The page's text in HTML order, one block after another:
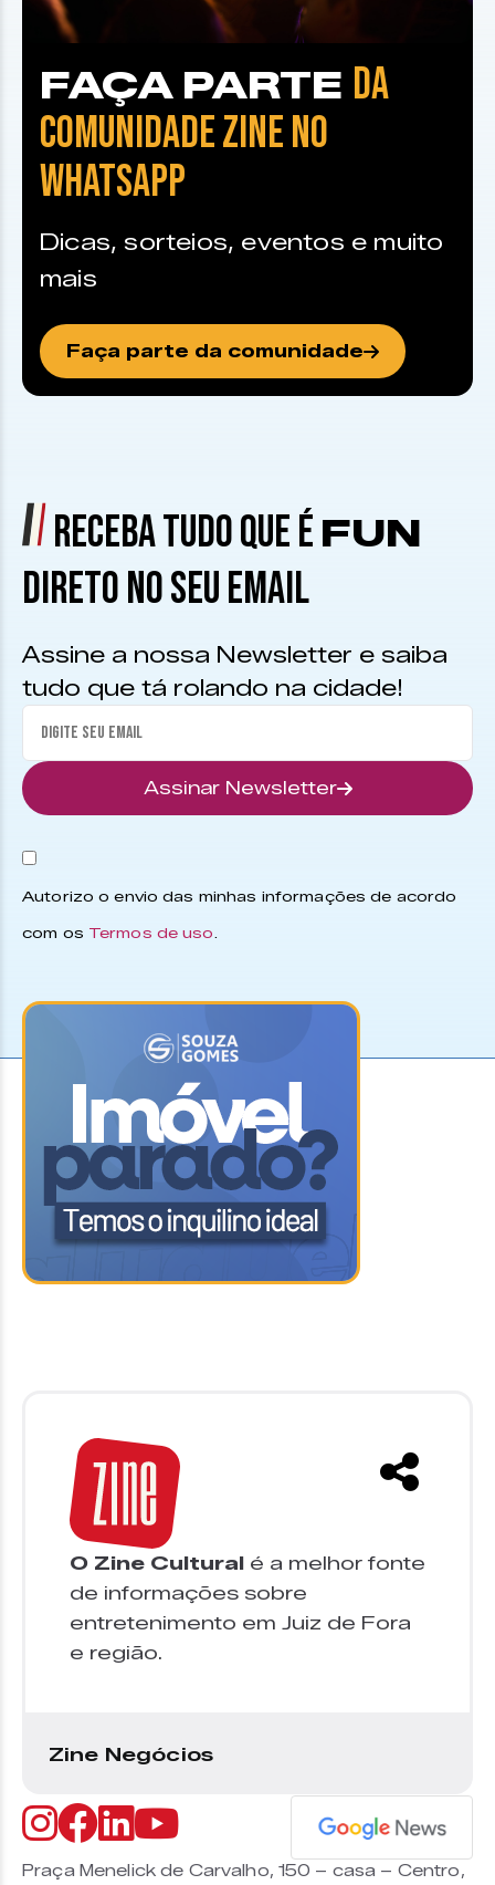
FAÇA PARTE DA
COMUNIDADE ZINE NO
WHATSAPP
Dicas, sorteios, eventos e muito
mais
Faça parte da comunidade
RECEBA TUDO QUE É FUN
DIRETO NO SEU EMAIL
Assine a nossa Newsletter e saiba
tudo que tá rolando na cidade!
Assinar Newsletter
Autorizo o envio das minhas informações de acordo
com os Termos de uso.
O Zine Cultural é a melhor fonte
de informações sobre
entretenimento em Juiz de Fora
e região.
Zine Negócios
Praça Menelick de Carvalho, 150 – casa – Centro,